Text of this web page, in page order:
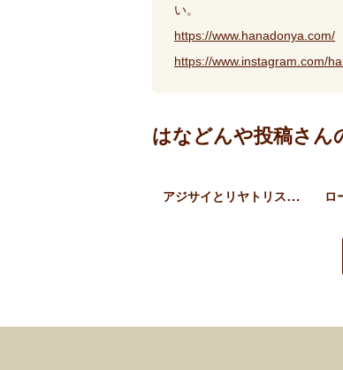
い。
https://www.hanadonya.com/
https://www.instagram.com/
はなどんや投稿さん
アジサイとリヤトリス、草花…